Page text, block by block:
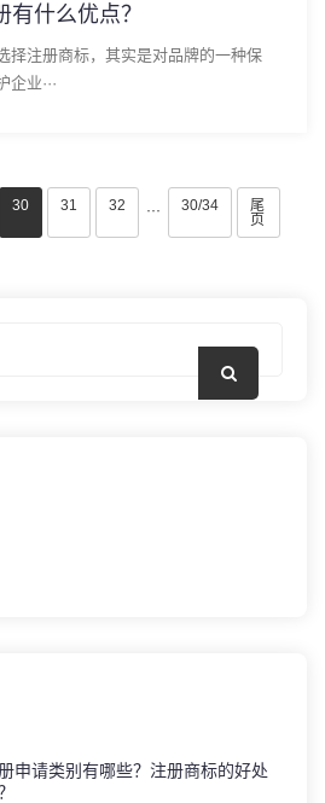
有什么优点？
注册商标，其实是对品牌的一种保
业···
30 31 32 ··· 30/34
尾
页
申请类别有哪些？注册商标的好处